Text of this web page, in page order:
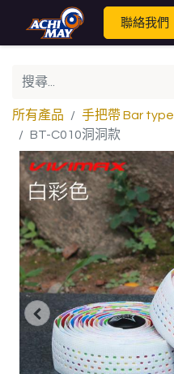
聯絡我們
所有產品 手把帶 Bar type
BT-C010洞洞款